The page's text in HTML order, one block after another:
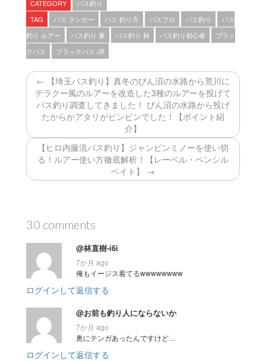
CATEGORY
バス釣り
TAG
バス ランカー バス 釣り方 バスプロ バス釣り
バス
釣り ルアー
バス釣り 夏 バス釣り 秋 バス釣り初心者
ブラッ
クバス
ブラックバス JB
← 【埼玉バス釣り】真冬のびん沼の水路から荒川に
デラクー風のルアーを改造した3種のルアーを投げて
バス釣り調査してきました！ びん沼の水路から投げ
たからかアタリがビンビンでした！【ポイント紹
介】
【ヒロ内藤流バス釣り】ジャンピンミノーを使い切
る！ルアー使い方徹底解析！【レーベル・ペンシル
ベイト】 →
30 comments
@林直樹-i6i
7か月 ago
俺もイージス着てるwwwwwwww
ログインして返信する
@お前も釣り人にならないか
7か月 ago
奥にテンガあったんですけど…
ログインして返信する